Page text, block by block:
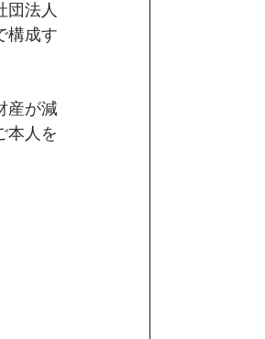
団法人
構成す
産が減
本人を